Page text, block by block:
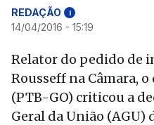
REDAÇÃO i
14/04/2016 - 15:19
Relator do pedido de
Rousseff na Câmara,
(PTB-GO) criticou a
Geral da União (AGU)